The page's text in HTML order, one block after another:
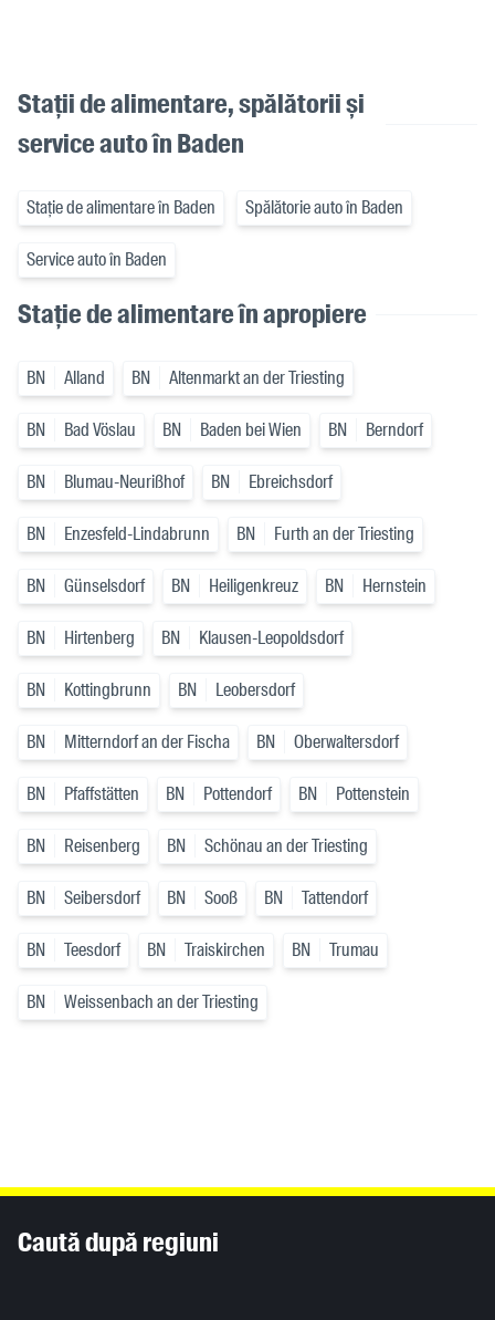
Stații de alimentare, spălătorii și
service auto în Baden
Stație de alimentare în Baden Spălătorie auto în Baden
Service auto în Baden
Stație de alimentare în apropiere
BN Alland BN Altenmarkt an der Triesting
BN Bad Vöslau BN Baden bei Wien BN Berndorf
BN Blumau-Neurißhof BN Ebreichsdorf
BN Enzesfeld-Lindabrunn BN Furth an der Triesting
BN Günselsdorf BN Heiligenkreuz BN Hernstein
BN Hirtenberg BN Klausen-Leopoldsdorf
BN Kottingbrunn BN Leobersdorf
BN Mitterndorf an der Fischa BN Oberwaltersdorf
BN Pfaffstätten BN Pottendorf BN Pottenstein
BN Reisenberg BN Schönau an der Triesting
BN Seibersdorf BN Sooß BN Tattendorf
BN Teesdorf BN Traiskirchen BN Trumau
BN Weissenbach an der Triesting
Caută după regiuni